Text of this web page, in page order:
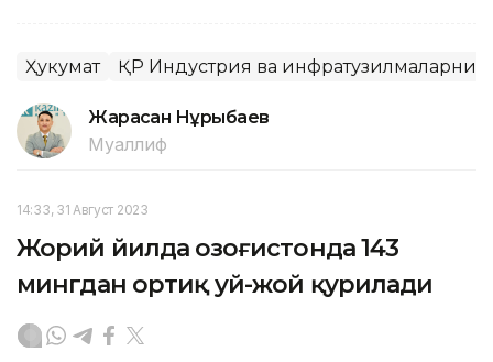
Ҳукумат ҚР Индустрия ва инфратузилмаларни
Жарасқан Нұрыбаев
Муаллиф
14:33, 31 Август 2023
Жорий йилда Қозоғистонда 143
мингдан ортиқ уй-жой қурилади